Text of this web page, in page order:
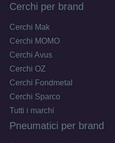
Cerchi per brand
Cerchi Mak
Cerchi MOMO
Cerchi Avus
Cerchi OZ
Cerchi Fondmetal
Cerchi Sparco
Tutti i marchi
Pneumatici per brand